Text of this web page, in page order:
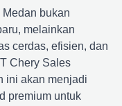
bukan
melainkan
cerdas, efisien, dan
Chery Sales
ini akan menjadi
premium untuk